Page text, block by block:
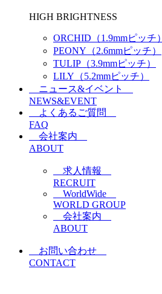
HIGH BRIGHTNESS
ORCHID（1.9mmピッチ）
PEONY（2.6mmピッチ）
TULIP（3.9mmピッチ）
LILY（5.2mmピッチ）
ニュース&イベント
NEWS&EVENT
よくあるご質問
FAQ
会社案内
ABOUT
求人情報
RECRUIT
WorldWide
WORLD GROUP
会社案内
ABOUT
お問い合わせ
CONTACT